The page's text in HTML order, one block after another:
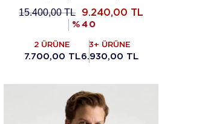
15.400,00TL 9.240,00 TL
%40
2 ÜRÜNE
7.700,00 TL
3+ ÜRÜNE
6.930,00 TL